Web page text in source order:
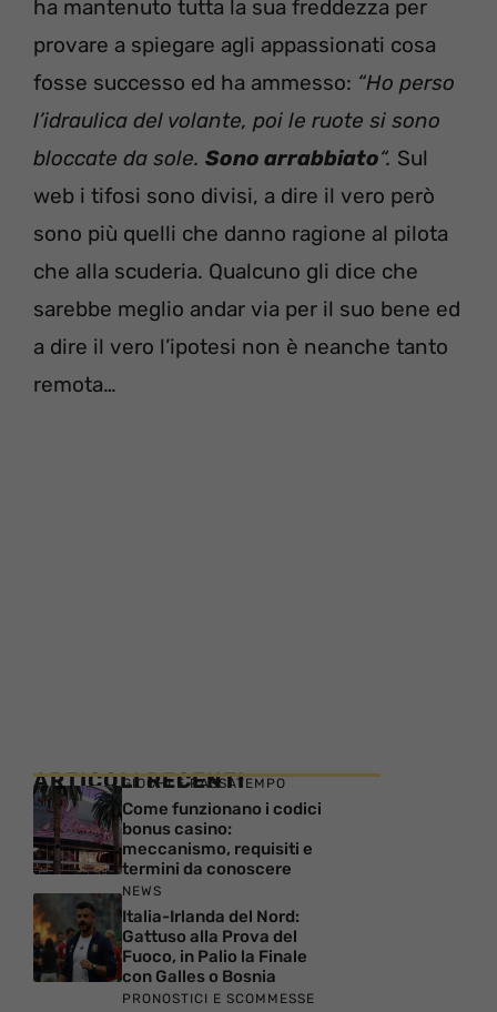
ha mantenuto tutta la sua freddezza per
provare a spiegare agli appassionati cosa
fosse successo ed ha ammesso: “Ho perso
l’idraulica del volante, poi le ruote si sono
bloccate da sole. Sono arrabbiato“. Sul
web i tifosi sono divisi, a dire il vero però
sono più quelli che danno ragione al pilota
che alla scuderia. Qualcuno gli dice che
sarebbe meglio andar via per il suo bene ed
a dire il vero l’ipotesi non è neanche tanto
remota…
ARTICOLI RECENTI
GIOCHI E PASSATEMPO
Come funzionano i codici
bonus casino:
meccanismo, requisiti e
termini da conoscere
NEWS
Italia-Irlanda del Nord:
Gattuso alla Prova del
Fuoco, in Palio la Finale
con Galles o Bosnia
PRONOSTICI E SCOMMESSE